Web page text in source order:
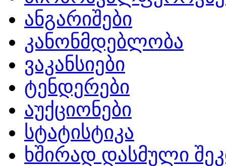
ანგარიშები
კანონმდებლობა
ვაკანსიები
ტენდერები
აუქციონები
სტატისტიკა
ხშირად დასმული